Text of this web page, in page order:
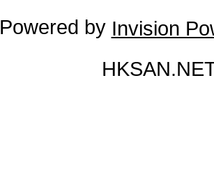
Powered by Invision